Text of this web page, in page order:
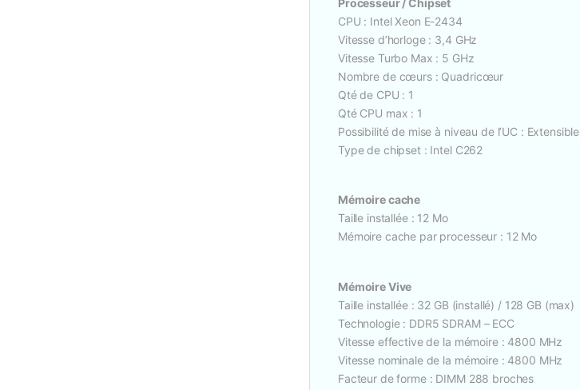
CPU : Intel Xeon E-2434
Vitesse d’horloge : 3,4 GHz
Vitesse Turbo Max : 5 GHz
Nombre de cœurs : Quadricœur
Qté de CPU : 1
Qté CPU max : 1
Possibilité de mise à niveau de l’UC : Extensible
Type de chipset : Intel C262
Mémoire cache
Taille installée : 12 Mo
Mémoire cache par processeur : 12 Mo
Mémoire Vive
Taille installée : 32 GB (installé) / 128 GB (max)
Technologie : DDR5 SDRAM – ECC
Vitesse effective de la mémoire : 4800 MHz
Vitesse nominale de la mémoire : 4800 MHz
Facteur de forme : DIMM 288 broches